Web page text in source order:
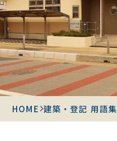
HOME 建築・登記 用語集